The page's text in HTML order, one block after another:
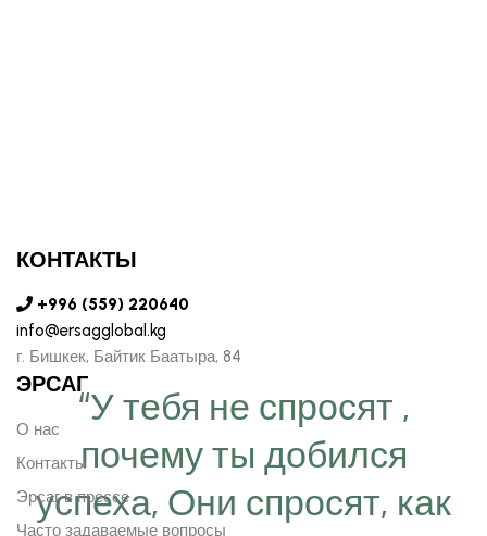
“У тебя не спросят ,
почему ты добился
успеха, Они спросят, как
КОНТАКТЫ
+996 (559) 220640
info@ersagglobal.kg
г. ​Бишкек, Байтик Баатыра, 84
ЭРСАГ
О нас
Контакты
Эрсаг в прессе
Часто задаваемые вопросы